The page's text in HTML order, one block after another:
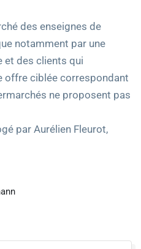
des enseignes de
notamment par une
et des clients qui
offre ciblée correspondant
ne proposent pas
par Aurélien Fleurot,